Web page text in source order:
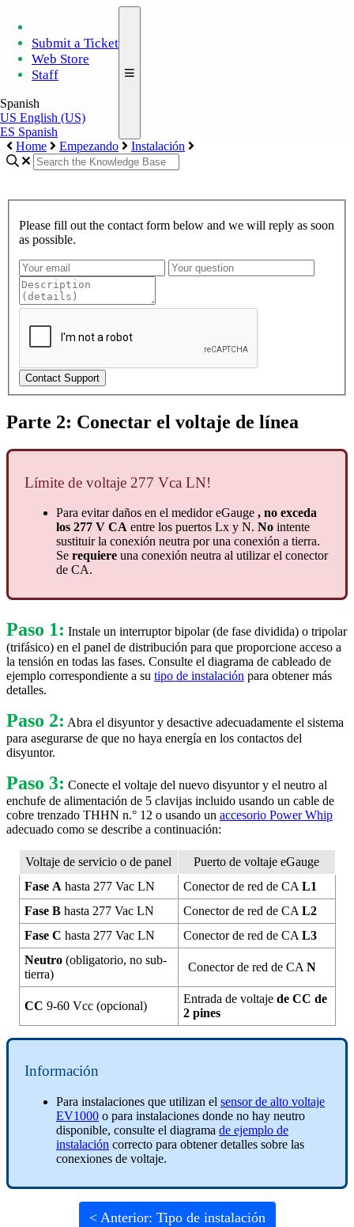
Submit a Ticket
Web Store
Staff
Spanish
US English (US)
ES Spanish
Home
Empezando Instalación
Please fill out the contact form below and we will reply as soon
as possible.
Contact Support
Parte 2: Conectar el voltaje de línea
Límite de voltaje 277 Vca LN!
Para evitar daños en el medidor eGauge , no exceda
los 277 V CA entre los puertos Lx y N. No intente
sustituir la conexión neutra por una conexión a tierra.
Se requiere una conexión neutra al utilizar el conector
de CA.
Paso 1: Instale un interruptor bipolar (de fase dividida) o tripolar
(trifásico) en el panel de distribución para que proporcione acceso a
la tensión en todas las fases. Consulte el diagrama de cableado de
ejemplo correspondiente a su tipo de instalación para obtener más
detalles.
Paso 2: Abra el disyuntor y desactive adecuadamente el sistema
para asegurarse de que no haya energía en los contactos del
disyuntor.
Paso 3: Conecte el voltaje del nuevo disyuntor y el neutro al
enchufe de alimentación de 5 clavijas incluido usando un cable de
cobre trenzado THHN n.° 12 o usando un accesorio Power Whip
adecuado como se describe a continuación:
Voltaje de servicio o de panel
Puerto de voltaje eGauge
Fase A hasta 277 Vac LN Conector de red de CA L1
Fase Bhasta 277 Vac LN Conector de red de CA L2
Fase C hasta 277 Vac LN Conector de red de CA L3
Neutro(obligatorio, no sub-
tierra)
Conector de red de CA N
CC 9-60 Vcc (opcional)
Entrada de voltaje de CC de
2 pines
Información
Para instalaciones que utilizan el sensor de alto voltaje
EV1000 o para instalaciones donde no hay neutro
disponible, consulte el diagrama de ejemplo de
instalación correcto para obtener detalles sobre las
conexiones de voltaje.
< Anterior: Tipo de instalación